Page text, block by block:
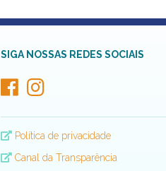
SIGA NOSSAS REDES SOCIAIS
Política de privacidade
Canal da Transparência